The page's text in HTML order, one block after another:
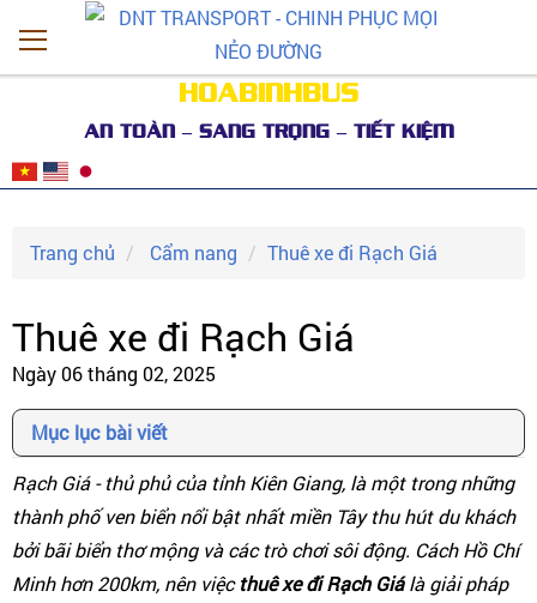
HOABINHBUS
AN TOÀN – SANG TRỌNG – TIẾT KIỆM
Trang chủ Cẩm nang Thuê xe đi Rạch Giá
Thuê xe đi Rạch Giá
Ngày 06 tháng 02, 2025
Mục lục bài viết
Rạch Giá - thủ phủ của tỉnh Kiên Giang, là một trong những
thành phố ven biển nổi bật nhất miền Tây thu hút du khách
bởi bãi biển thơ mộng và các trò chơi sôi động. Cách Hồ Chí
Minh hơn 200km, nên việcthuê xe đi Rạch Giálà giải pháp